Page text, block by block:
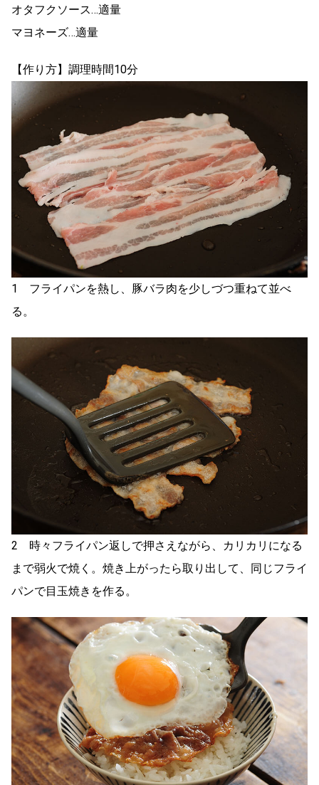
オタフクソース…適量
マヨネーズ…適量
【作り方】調理時間10分
1 フライパンを熱し、豚バラ肉を少しづつ重ねて並べ
る。
2 時々フライパン返しで押さえながら、カリカリになる
まで弱火で焼く。焼き上がったら取り出して、同じフライ
パンで目玉焼きを作る。